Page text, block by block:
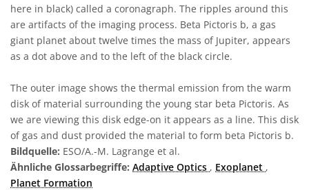
here in black) called a coronagraph. The ripples around this
are artifacts of the imaging process. Beta Pictoris b, a gas
giant planet about twelve times the mass of Jupiter, appears
as a dot above and to the left of the black circle.
The outer image shows the thermal emission from the warm
disk of material surrounding the young star beta Pictoris. As
we are viewing this disk edge-on it appears as a line. This disk
of gas and dust provided the material to form beta Pictoris b.
Bildquelle: ESO/A.-M. Lagrange et al.
Ähnliche Glossarbegriffe: Adaptive Optics , Exoplanet ,
Planet Formation